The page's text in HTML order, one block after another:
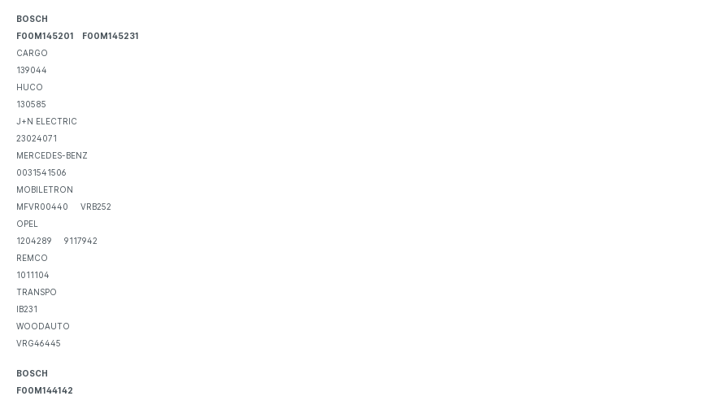
BOSCH
F00M145201 F00M145231
CARGO
139044
HUCO
130585
J+N ELECTRIC
23024071
MERCEDES-BENZ
0031541506
MOBILETRON
MFVR00440 VRB252
OPEL
1204289 9117942
REMCO
1011104
TRANSPO
IB231
WOODAUTO
VRG46445
BOSCH
F00M144142